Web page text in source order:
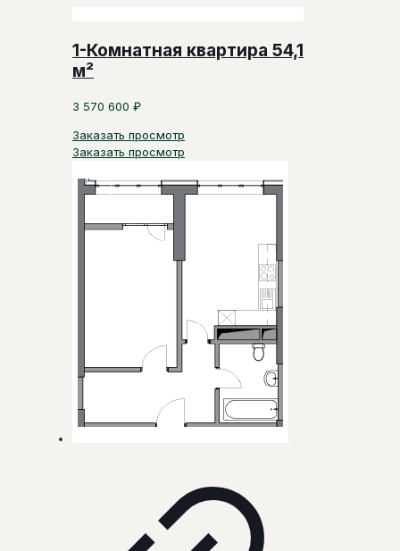
1-Комнатная квартира 54,1
м²
3 570 600 ₽
Заказать просмотр
Заказать просмотр